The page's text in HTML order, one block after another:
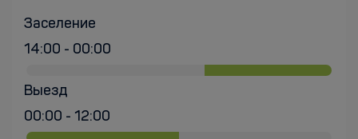
Заселение
14:00 - 00:00
Выезд
00:00 - 12:00